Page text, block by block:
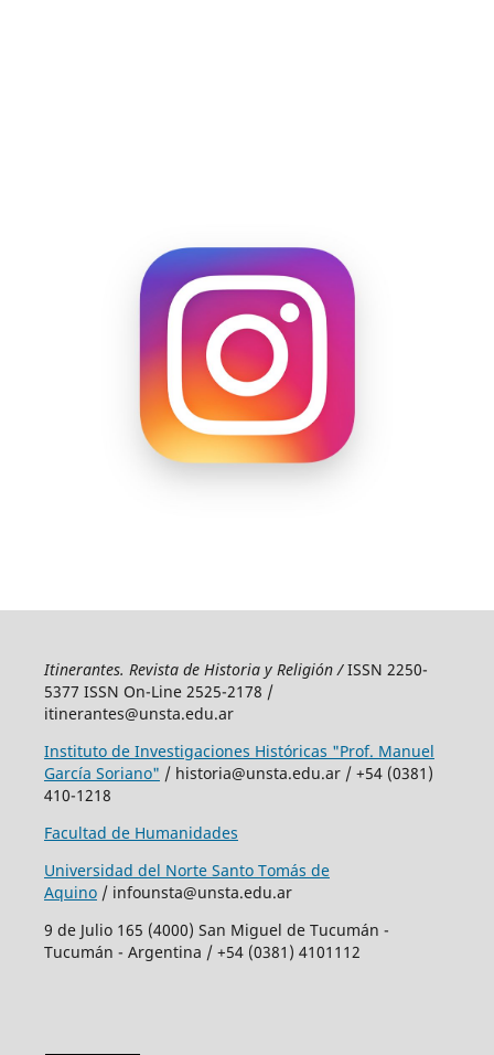
Itinerantes. Revista de Historia y Religión /ISSN 2250-
5377 ISSN On-Line 2525-2178 /
itinerantes@unsta.edu.ar
Instituto de Investigaciones Históricas "Prof. Manuel
García Soriano" / historia@unsta.edu.ar / +54 (0381)
410-1218
Facultad de Humanidades
Universidad del Norte Santo Tomás de
Aquino/ infounsta@unsta.edu.ar
9 de Julio 165 (4000) San Miguel de Tucumán -
Tucumán - Argentina / +54 (0381) 4101112